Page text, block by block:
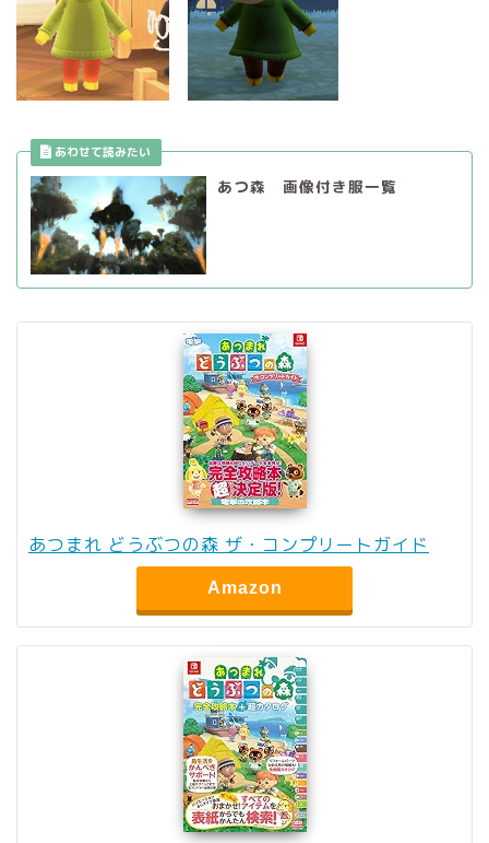
あつ森 画像付き服一覧
あつまれ どうぶつの森 ザ・コンプリートガイド
Amazon